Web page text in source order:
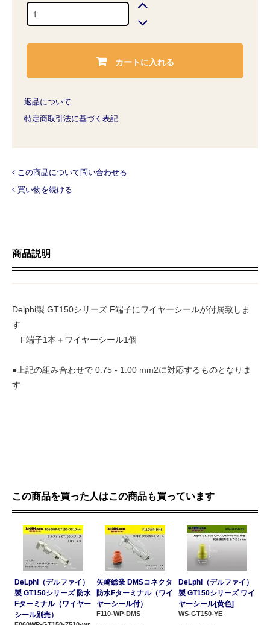
カートに入れる
返品について
特定商取引法に基づく表記
この商品について問い合わせる
買い物を続ける
商品説明
Delphi製 GT150シリーズ F端子にワイヤーシールが付属致しま
す
F端子1本＋ワイヤーシール1個
●上記の組み合わせで 0.75 - 1.00 mm2に対応するものとなりま
す
この商品を買った人はこの商品も買っています
DeLphi（デルファイ）
製 GT150シリーズ 防水
Fターミナル（ワイヤー
シール別売）
矢崎総業 DMSコネクタ
防水Fターミナル（ワイ
ヤーシール付）
F110-WP-DMS
DeLphi（デルファイ）
製 GT150シリーズ ワイ
ヤーシール[黄色]
WS-GT150-YE